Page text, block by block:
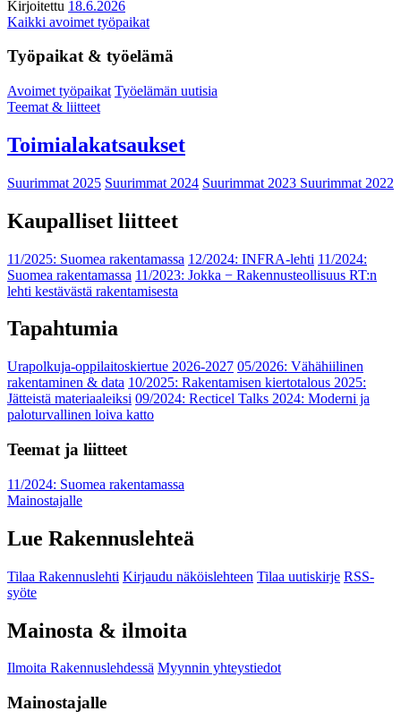
Kirjoitettu 18.6.2026
Kaikki avoimet työpaikat
Työpaikat & työelämä
Avoimet työpaikat Työelämän uutisia
Teemat & liitteet
Toimialakatsaukset
Suurimmat 2025 Suurimmat 2024 Suurimmat 2023 Suurimmat 2022
Kaupalliset liitteet
11/2025: Suomea rakentamassa 12/2024: INFRA-lehti 11/2024:
Suomea rakentamassa 11/2023: Jokka − Rakennusteollisuus RT:n
lehti kestävästä rakentamisesta
Tapahtumia
Urapolkuja-oppilaitoskiertue 2026-2027 05/2026: Vähähiilinen
rakentaminen & data 10/2025: Rakentamisen kiertotalous 2025:
Jätteistä materiaaleiksi 09/2024: Recticel Talks 2024: Moderni ja
paloturvallinen loiva katto
Teemat ja liitteet
11/2024: Suomea rakentamassa
Mainostajalle
Lue Rakennuslehteä
Tilaa Rakennuslehti Kirjaudu näköislehteen Tilaa uutiskirje RSS-
syöte
Mainosta & ilmoita
Ilmoita Rakennuslehdessä Myynnin yhteystiedot
Mainostajalle